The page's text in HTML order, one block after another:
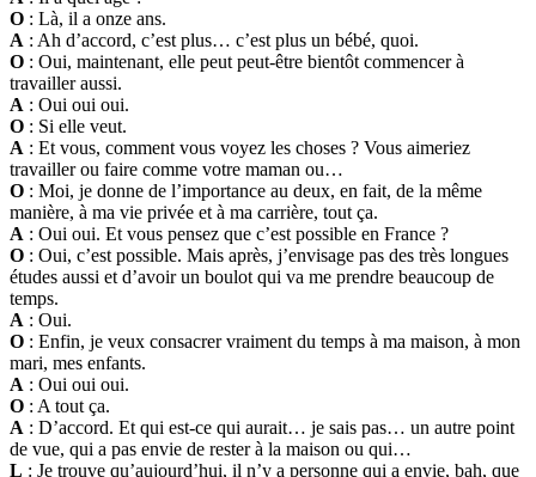
O : Là, il a onze ans.
A : Ah d’accord, c’est plus… c’est plus un bébé, quoi.
O : Oui, maintenant, elle peut peut-être bientôt commencer à
travailler aussi.
A : Oui oui oui.
O : Si elle veut.
A : Et vous, comment vous voyez les choses ? Vous aimeriez
travailler ou faire comme votre maman ou…
O : Moi, je donne de l’importance au deux, en fait, de la même
manière, à ma vie privée et à ma carrière, tout ça.
A : Oui oui. Et vous pensez que c’est possible en France ?
O : Oui, c’est possible. Mais après, j’envisage pas des très longues
études aussi et d’avoir un boulot qui va me prendre beaucoup de
temps.
A : Oui.
O : Enfin, je veux consacrer vraiment du temps à ma maison, à mon
mari, mes enfants.
A : Oui oui oui.
O : A tout ça.
A : D’accord. Et qui est-ce qui aurait… je sais pas… un autre point
de vue, qui a pas envie de rester à la maison ou qui…
L : Je trouve qu’aujourd’hui, il n’y a personne qui a envie, bah, que